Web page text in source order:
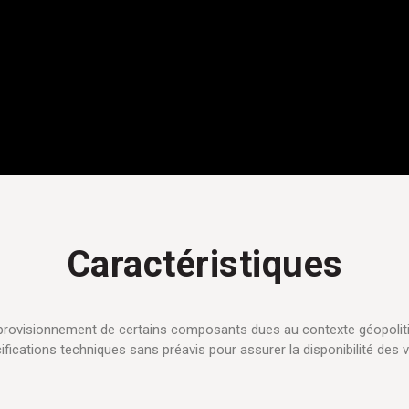
Caractéristiques
de certains composants dues au contexte
techniques sans préavis pour assurer la disponibilité des